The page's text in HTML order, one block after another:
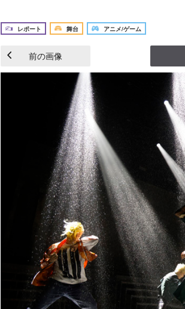
レポート 舞台 アニメ/ゲーム
前の画像